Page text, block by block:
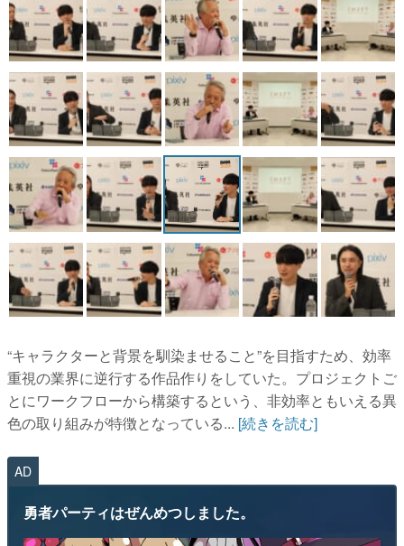
“キャラクターと背景を馴染ませること”を目指すため、効率
重視の業界に逆行する作品作りをしていた。プロジェクトご
とにワークフローから構築するという、非効率ともいえる異
色の取り組みが特徴となっている... [続きを読む]
AD
勇者パーティはぜんめつしました。